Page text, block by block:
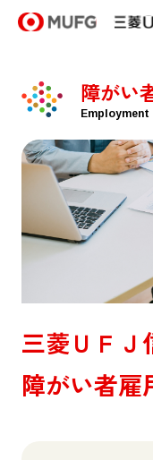
障がい
三菱ＵＦＪ
障がい者雇